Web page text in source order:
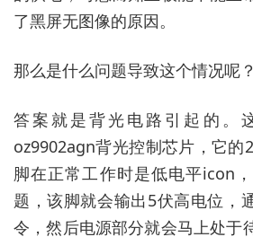
了黑屏无图像的原因。
那么是什么问题导致这个情况呢？
答案就是背光电路引起的。
oz9902agn背光控制芯片，它的
脚在正常工作时是低电平icon
题，该脚就会输出5伏高电位，
令，然后电源部分就会马上处于